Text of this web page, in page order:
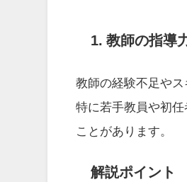
1. 教師の指導
教師の経験不足や
特に若手教員や初
ことがあります。
解説ポイント